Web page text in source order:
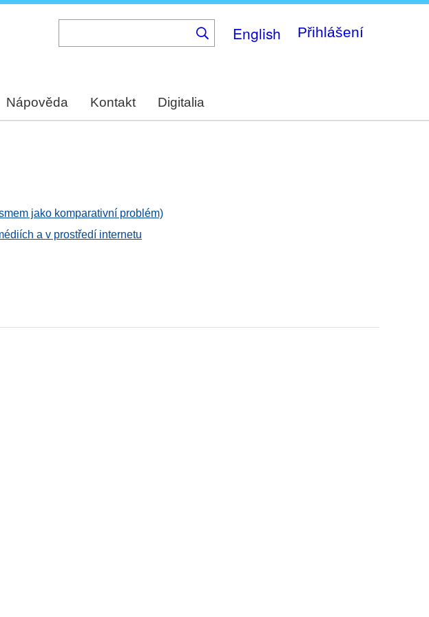
English Přihlášení
Nápověda Kontakt Digitalia
jako komparativní problém)
a v prostředí internetu